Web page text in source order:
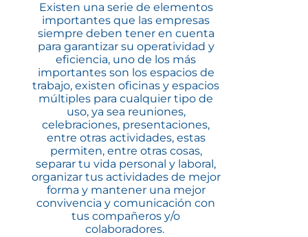
Existen una serie de elementos
importantes que las empresas
siempre deben tener en cuenta
para garantizar su operatividad y
eficiencia, uno de los más
importantes son los espacios de
trabajo, existen oficinas y espacios
múltiples para cualquier tipo de
uso, ya sea reuniones,
celebraciones, presentaciones,
entre otras actividades, estas
permiten, entre otras cosas,
separar tu vida personal y laboral,
organizar tus actividades de mejor
forma y mantener una mejor
convivencia y comunicación con
tus compañeros y/o
colaboradores.